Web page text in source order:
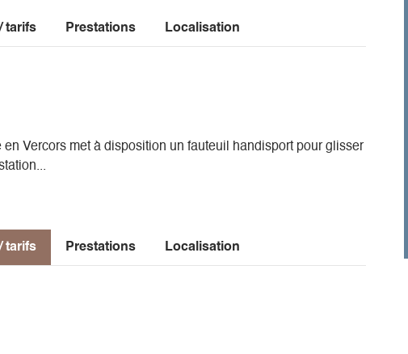
tarifs Prestations Localisation
Vercors met à disposition un fauteuil handisport pour glisser
tarifs Prestations Localisation